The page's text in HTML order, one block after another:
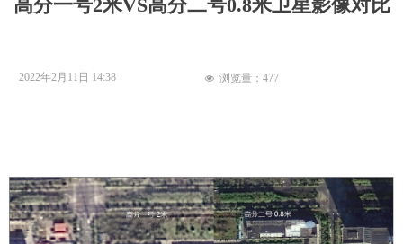
高分一号2米VS高分二号0.8米卫星影像对比
2022年2月11日 14:38 넶 浏览量： 477